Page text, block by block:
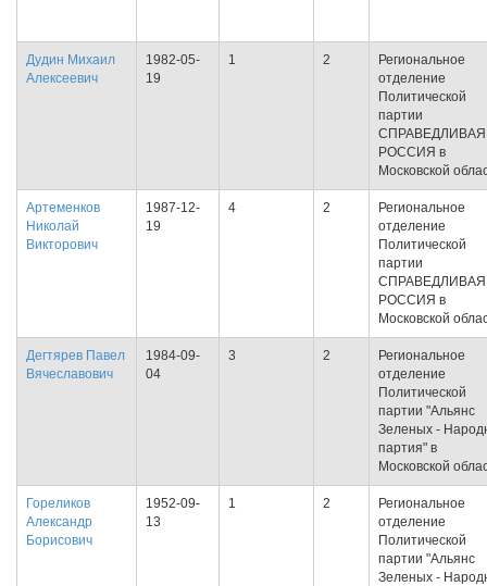
Дудин Михаил
Алексеевич
1982-05-
19
1 2
Региональное
отделение
Политической
партии
СПРАВЕДЛИВАЯ
РОССИЯ в
Московской
Артеменков
Николай
Викторович
1987-12-
19
4 2
Региональное
отделение
Политической
партии
СПРАВЕДЛИВАЯ
РОССИЯ в
Московской
Дегтярев Павел
Вячеславович
1984-09-
04
3 2
Региональное
отделение
Политической
партии "Альянс
Зеленых -
партия" в
Московской
Гореликов
Александр
Борисович
1952-09-
13
1 2
Региональное
отделение
Политической
партии "Альянс
Зеленых -